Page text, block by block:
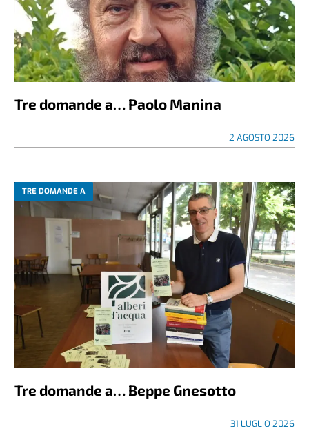
Tre domande a… Paolo Manina
2 AGOSTO 2026
TRE DOMANDE A
Tre domande a… Beppe Gnesotto
31 LUGLIO 2026